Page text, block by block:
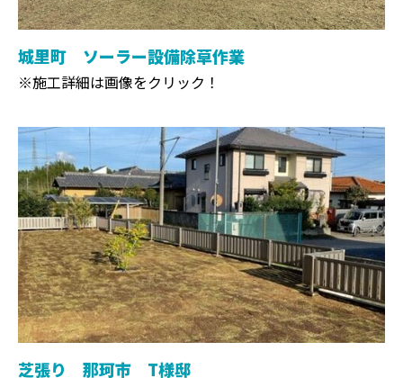
城里町 ソーラー設備除草作業
※施工詳細は画像をクリック！
芝張り 那珂市 T様邸